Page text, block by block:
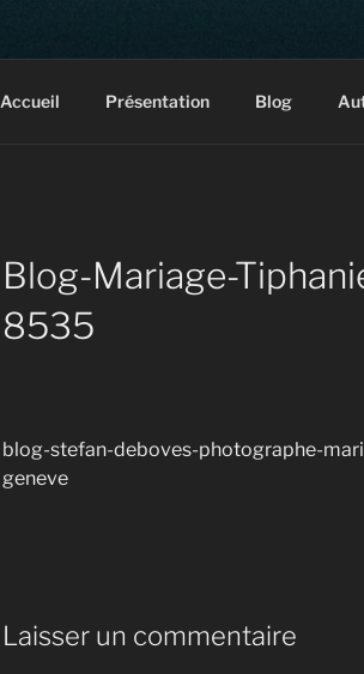
Accueil Présentation Blog
Blog-Mariage-
8535
blog-stefan-deboves-photographe-
geneve
Laisser un commentaire